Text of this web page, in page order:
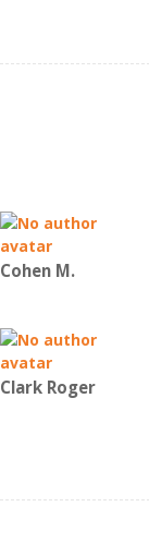
Cohen M.
Clark Roger